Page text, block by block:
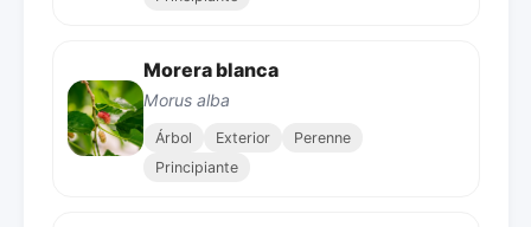
Morera blanca
Morus alba
Árbol Exterior
Perenne
Principiante